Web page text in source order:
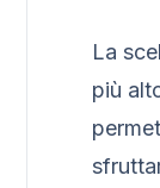
La
più